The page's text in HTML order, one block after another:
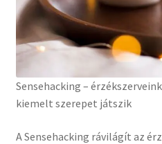
Sensehacking –
kiemelt szerepet játszik
A Sensehacking rávilágít az